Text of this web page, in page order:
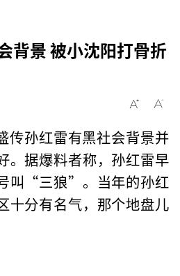
背景 被小沈阳打骨折
传孙红雷有黑社会背景并
。据爆料者称，孙红雷早
叫“三狼”。当年的孙红
十分有名气，那个地盘儿